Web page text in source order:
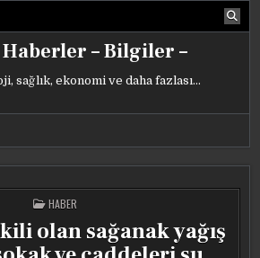
– Bilgiler –
sağlık, ekonomi ve daha fazlası…
POSTED
IN
HABER
olan sağanak yağış